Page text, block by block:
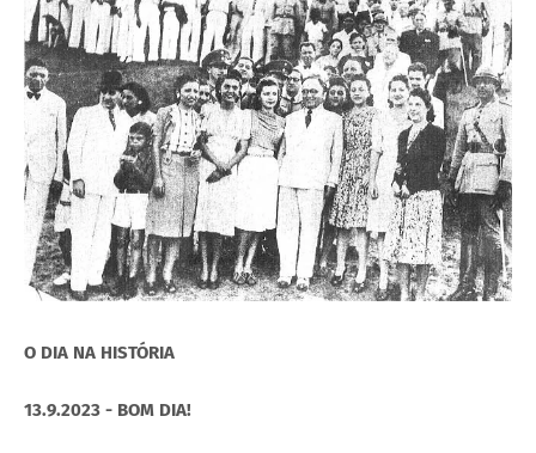
O DIA NA HISTÓRIA
13.9.2023 - BOM DIA!